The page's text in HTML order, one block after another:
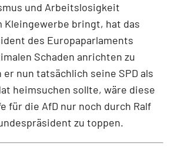
und Arbeitslosigkeit
Kleingewerbe bringt, hat das
des Europaparlaments
Schaden anrichten zu
er nun tatsächlich seine SPD als
heimsuchen sollte, wäre diese
für die AfD nur noch durch Ralf
zu toppen.